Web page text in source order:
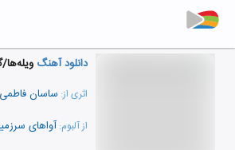
دانلود آهنگ
اثری از: ساسان فاطمی
از آلبوم: آواهای